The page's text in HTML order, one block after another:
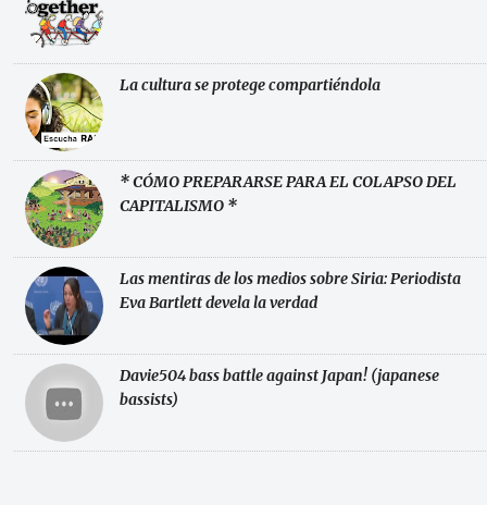
La cultura se protege compartiéndola
* CÓMO PREPARARSE PARA EL COLAPSO DEL
CAPITALISMO *
Las mentiras de los medios sobre Siria: Periodista
Eva Bartlett devela la verdad
Davie504 bass battle against Japan! (japanese
bassists)